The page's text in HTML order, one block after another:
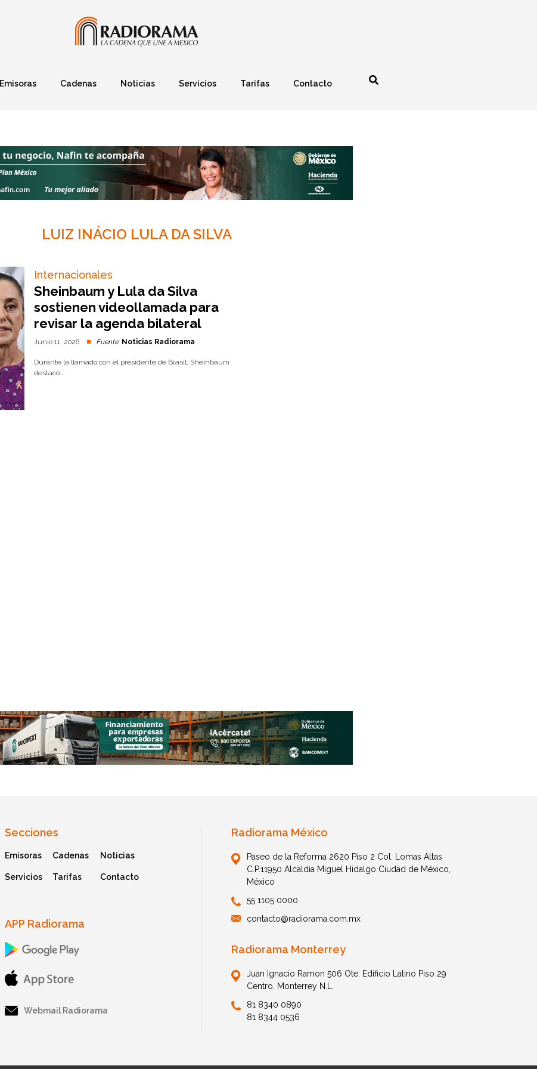
Emisoras Cadenas Noticias Servicios Tarifas Contacto
LUIZ INÁCIO LULA DA SILVA
Internacionales
Sheinbaum y Lula da Silva
sostienen videollamada para
revisar la agenda bilateral
Junio 11, 2026 Fuente: Noticias Radiorama
Durante la llamado con el presidente de Brasil, Sheinbaum
destacó...
Secciones
Emisoras Cadenas Noticias
Servicios Tarifas Contacto
APP Radiorama
Webmail Radiorama
Radiorama México
Paseo de la Reforma 2620 Piso 2 Col. Lomas Altas
C.P.11950 Alcaldía Miguel Hidalgo Ciudad de México,
México
55 1105 0000
contacto@radiorama.com.mx
Radiorama Monterrey
Juan Ignacio Ramon 506 Ote. Edificio Latino Piso 29
Centro, Monterrey N.L.
81 8340 0890
81 8344 0536